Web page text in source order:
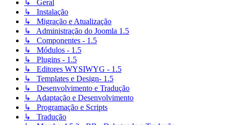
↳ Geral
↳ Instalação
↳ Migração e Atualização
↳ Administração do Joomla 1.5
↳ Componentes - 1.5
↳ Módulos - 1.5
↳ Plugins - 1.5
↳ Editores WYSIWYG - 1.5
↳ Templates e Design- 1.5
↳ Desenvolvimento e Tradução
↳ Adaptação e Desenvolvimento
↳ Programação e Scripts
↳ Tradução